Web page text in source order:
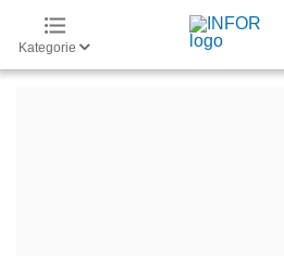
Kategorie